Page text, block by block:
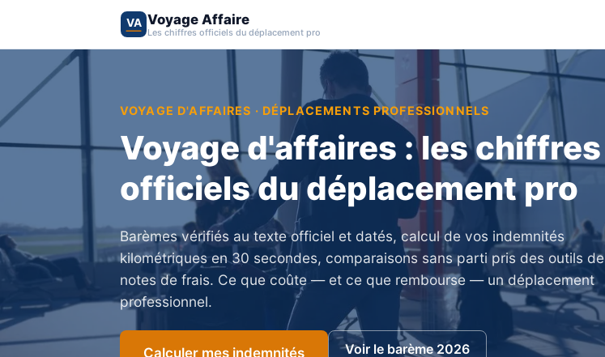
VA Voyage Affaire
Les chiffres officiels du déplacement pro
VOYAGE D'AFFAIRES · DÉPLACEMENTS PROFESSIONNELS
Voyage d'affaires : les chiffres
officiels du déplacement pro
Barèmes vérifiés au texte officiel et datés, calcul de vos indemnités
kilométriques en 30 secondes, comparaisons sans parti pris des outils de
notes de frais. Ce que coûte — et ce que rembourse — un déplacement
professionnel.
Calculer mes indemnités Voir le barème 2026